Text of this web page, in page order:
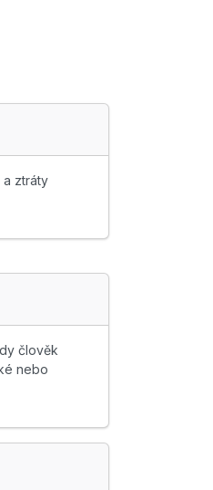
a ztráty
člověk
nebo